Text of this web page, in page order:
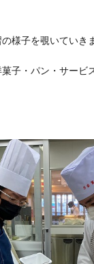
様子を覗いていき
子・パン・サービ